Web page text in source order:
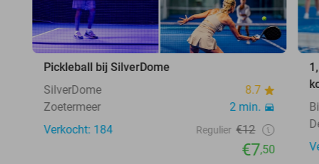
Pickleball bij SilverDome
SilverDome
8.7
Zoetermeer
2 min.
Verkocht: 184
Regulier €12
€7,50